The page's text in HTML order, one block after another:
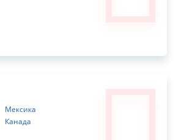
Мексика
Канада